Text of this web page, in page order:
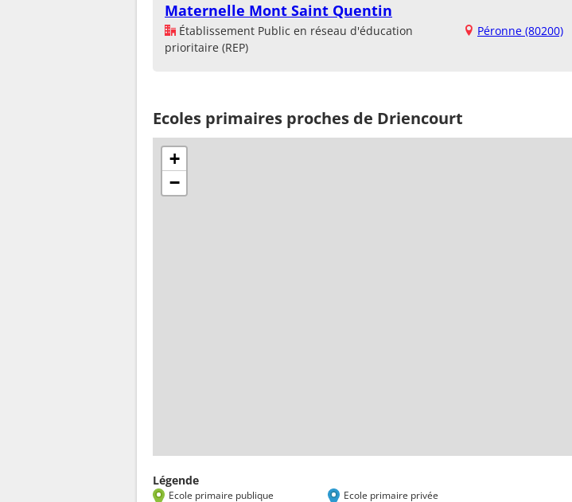
Maternelle Mont Saint Quentin
Établissement Public en réseau d'éducation
prioritaire (REP)
Péronne (80200)
Ecoles primaires proches de Driencourt
+
−
Légende
Ecole primaire publique Ecole primaire privée